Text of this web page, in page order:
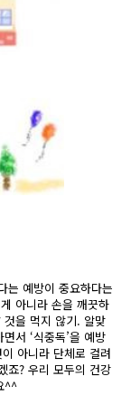
는 예방이 중요하다는
아니라 손을 깨끗하
을 먹지 않기. 알맞
서 ‘식중독’을 예방
아니라 단체로 걸려
죠? 우리 모두의 건강
^^